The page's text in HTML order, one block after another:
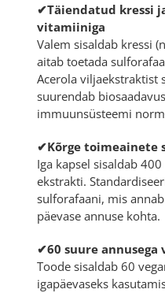
✔Täiendatud kressi
vitamiiniga
Valem sisaldab kressi
aitab toetada
Acerola viljaekstraktist
suurendab
immuunsüsteemi
✔Kõrge toimeainete
Iga kapsel sisaldab
ekstrakti.
sulforafaani, mis
päevase annuse kohta.
✔60 suure annusega
Toode sisaldab 60
igapäevaseks